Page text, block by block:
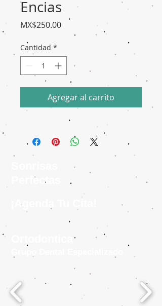
Encias
MX$250.00Precio
Cantidad *
Agregar al carrito
Perfectas
¡Agenda Tu Cita!